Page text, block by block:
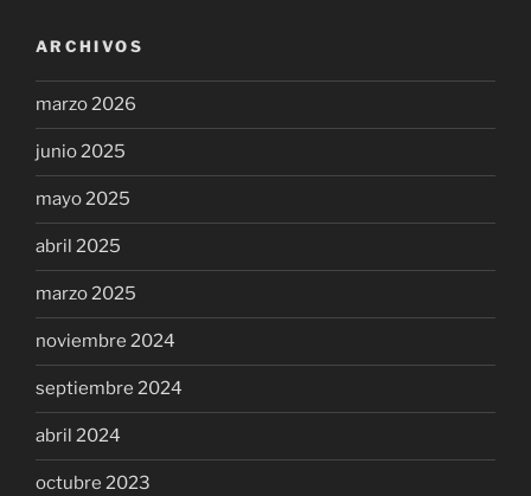
ARCHIVOS
marzo 2026
junio 2025
mayo 2025
abril 2025
marzo 2025
noviembre 2024
septiembre 2024
abril 2024
octubre 2023